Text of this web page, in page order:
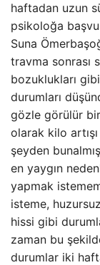
haftadan uzun
psikoloğa
Suna
travma sonrası
bozuklukları
durumları
gözle görülür
olarak kilo
şeyden
en yaygın
yapmak
isteme,
hissi gibi
zaman bu
durumlar iki